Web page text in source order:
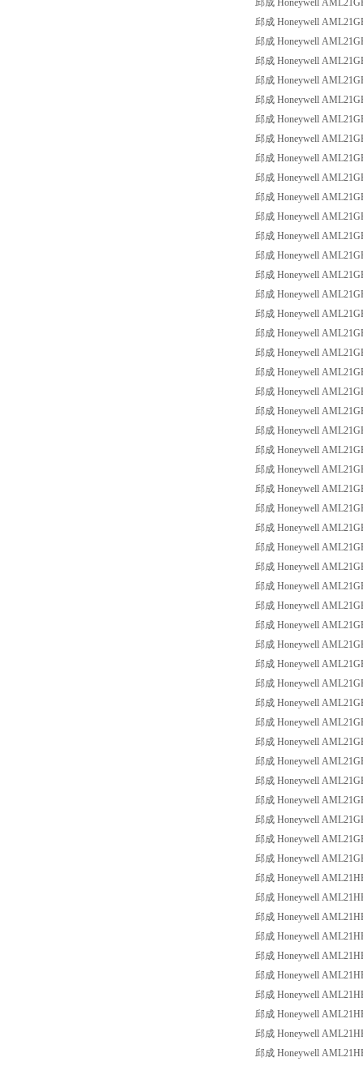
邱成 Honeywell
邱成 Honeywell
邱成 Honeywell
邱成 Honeywell
邱成 Honeywell
邱成 Honeywell
邱成 Honeywell
邱成 Honeywell
邱成 Honeywell
邱成 Honeywell
邱成 Honeywell
邱成 Honeywell
邱成 Honeywell
邱成 Honeywell
邱成 Honeywell
邱成 Honeywell
邱成 Honeywell
邱成 Honeywell
邱成 Honeywell
邱成 Honeywell
邱成 Honeywell
邱成 Honeywell
邱成 Honeywell
邱成 Honeywell
邱成 Honeywell
邱成 Honeywell
邱成 Honeywell
邱成 Honeywell
邱成 Honeywell
邱成 Honeywell
邱成 Honeywell
邱成 Honeywell
邱成 Honeywell
邱成 Honeywell
邱成 Honeywell
邱成 Honeywell
邱成 Honeywell
邱成 Honeywell
邱成 Honeywell
邱成 Honeywell
邱成 Honeywell
邱成 Honeywell
邱成 Honeywell
邱成 Honeywell
邱成 Honeywell
邱成 Honeywell
邱成 Honeywell
邱成 Honeywell
邱成 Honeywell
邱成 Honeywell
邱成 Honeywell
邱成 Honeywell
邱成 Honeywell
邱成 Honeywell
邱成 Honeywell